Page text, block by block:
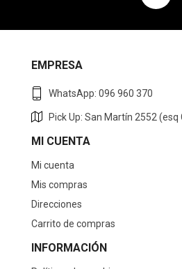
EMPRESA
WhatsApp: 096 960 370
Pick Up: San Martín 2552
MI CUENTA
Mi cuenta
Mis compras
Direcciones
Carrito de compras
INFORMACIÓN